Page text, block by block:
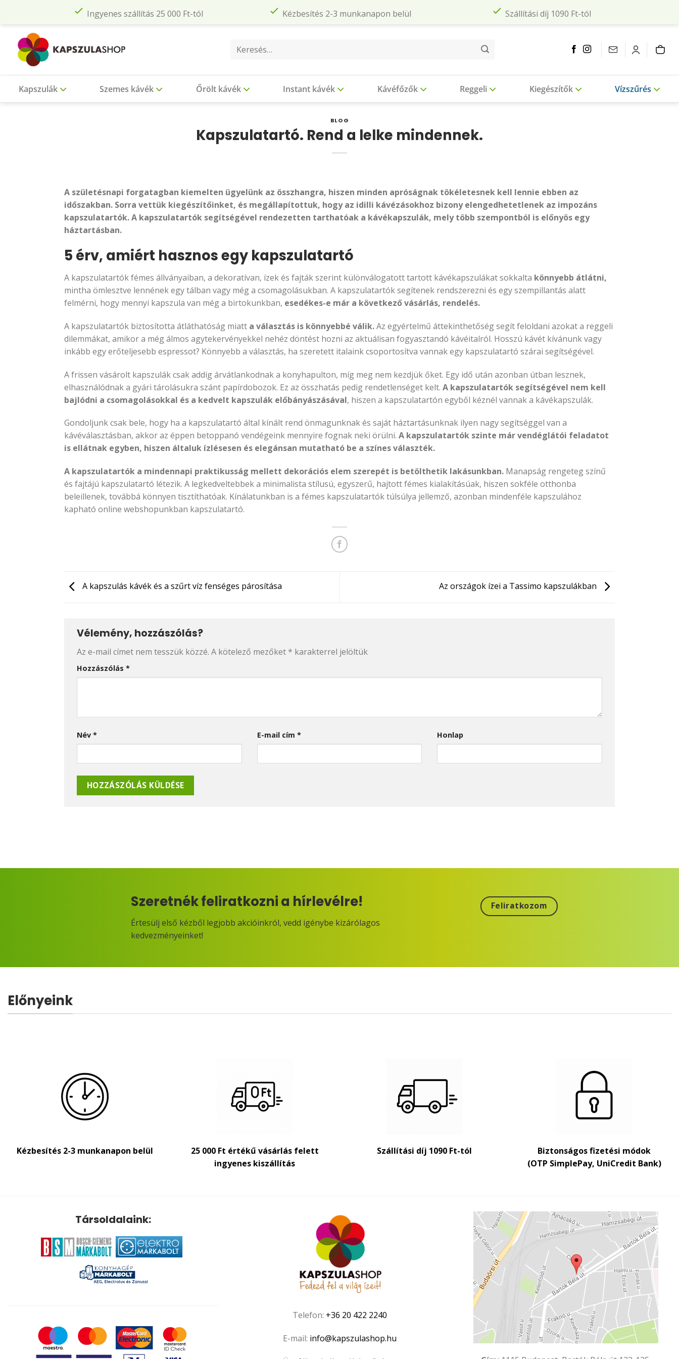
Ingyenes szállítás 25 000 Ft-tól Kézbesítés 2-3 munkanapon belül Szállítási díj 1090 Ft-tól
Kapszulák Szemes kávék Őrölt kávék Instant kávék Kávéfőzők Reggeli Kiegészítők Vízszűrés
BLOG
Kapszulatartó. Rend a lelke mindennek.
A születésnapi forgatagban kiemelten ügyelünk az összhangra, hiszen minden apróságnak tökéletesnek kell lennie ebben az
időszakban. Sorra vettük kiegészítőinket, és megállapítottuk, hogy az idilli kávézásokhoz bizony elengedhetetlenek az impozáns
kapszulatartók. A kapszulatartók segítségével rendezetten tarthatóak a kávékapszulák, mely több szempontból is előnyös egy
háztartásban.
5 érv, amiért hasznos egy kapszulatartó
A kapszulatartók fémes állványaiban, a dekoratívan, ízek és fajták szerint különválogatott tartott kávékapszulákat sokkalta könnyebb átlátni,
mintha ömlesztve lennének egy tálban vagy még a csomagolásukban. A kapszulatartók segítenek rendszerezni és egy szempillantás alatt
felmérni, hogy mennyi kapszula van még a birtokunkban, esedékes-e már a következő vásárlás, rendelés.
A kapszulatartók biztosította átláthatóság miatt a választás is könnyebbé válik.Az egyértelmű áttekinthetőség segít feloldani azokat a reggeli
dilemmákat, amikor a még álmos agytekervényekkel nehéz döntést hozni az aktuálisan fogyasztandó kávéitalról. Hosszú kávét kívánunk vagy
inkább egy erőteljesebb espressot? Könnyebb a választás, ha szeretett italaink csoportosítva vannak egy kapszulatartó szárai segítségével.
A frissen vásárolt kapszulák csak addig árvátlankodnak a konyhapulton, míg meg nem kezdjük őket. Egy idő után azonban útban lesznek,
elhasználódnak a gyári tárolásukra szánt papírdobozok. Ez az összhatás pedig rendetlenséget kelt. A kapszulatartók segítségével nem kell
bajlódni a csomagolásokkal és a kedvelt kapszulák előbányászásával, hiszen a kapszulatartón egyből kéznél vannak a kávékapszulák.
Gondoljunk csak bele, hogy ha a kapszulatartó által kínált rend önmagunknak és saját háztartásunknak ilyen nagy segítséggel van a
kávéválasztásban, akkor az éppen betoppanó vendégeink mennyire fognak neki örülni. A kapszulatartók szinte már vendéglátói feladatot
is ellátnak egyben, hiszen általuk ízlésesen és elegánsan mutatható be a színes választék.
A kapszulatartók a mindennapi praktikusság mellett dekorációs elem szerepét is betölthetik lakásunkban. Manapság rengeteg színű
és fajtájú kapszulatartó létezik. A legkedveltebbek a minimalista stílusú, egyszerű, hajtott fémes kialakításúak, hiszen sokféle otthonba
beleillenek, továbbá könnyen tisztíthatóak. Kínálatunkban is a fémes kapszulatartók túlsúlya jellemző, azonban mindenféle kapszulához
kapható online webshopunkban kapszulatartó.
A kapszulás kávék és a szűrt víz fenséges párosítása Az országok ízei a Tassimo kapszulákban
Vélemény, hozzászólás?
Az e-mail címet nem tesszük közzé. A kötelező mezőket * karakterrel jelöltük
Hozzászólás *
Név * E-mail cím * Honlap
Szeretnék feliratkozni a hírlevélre!
Értesülj első kézből legjobb akcióinkról, vedd igénybe kizárólagos
kedvezményeinket!
Feliratkozom
Előnyeink
Kézbesítés 2-3 munkanapon belül
25 000 Ft értékű vásárlás felett
ingyenes kiszállítás
Szállítási díj 1090 Ft-tól
Biztonságos fizetési módok
(OTP SimplePay, UniCredit Bank)
Társoldalaink:
Telefon: +36 20 422 2240
E-mail: info@kapszulashop.hu